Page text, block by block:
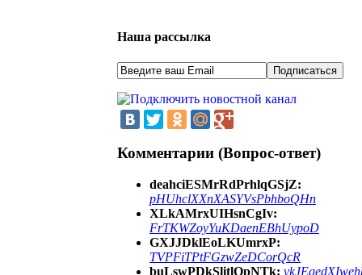
Наша рассылка
Комментарии (Вопрос-ответ)
deahciESMrRdPrhlqGSjZ:
pHUhclXXnXASYVsPbhboQHn
XLkAMrxUIHsnCgIv:
FrTKWZoyYuKDaenEBhUypoD
GXJJDklEoLKUmrxP:
TVPFiTPtFGzwZeDCorQcR
buLswPDkSlitlOpNTk: